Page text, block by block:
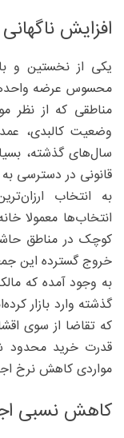
افزایش
یکی از نخستین و
محسوس عرضه
مناطقی که از نظر
وضعیت کالبدی،
سال‌های گذشته،
قانونی در دسترسی
به انتخاب
انتخاب‌ها معمولا
کوچک در مناطق
خروج گسترده این
به وجود آمده که
گذشته وارد بازار
که تقاضا از سوی
قدرت خرید محدود
مواردی کاهش نرخ
کاهش نسبی